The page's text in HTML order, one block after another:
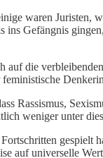
waren Juristen,
Gefängnis
die
Rassismus,
weniger unter
auf universelle